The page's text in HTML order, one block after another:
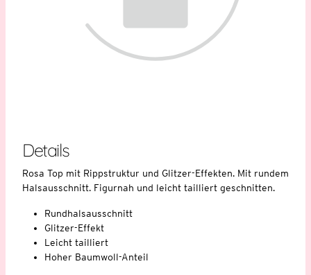
Details
Rosa Top mit Rippstruktur und Glitzer-Effekten. Mit rundem
Halsausschnitt. Figurnah und leicht tailliert geschnitten.
Rundhalsausschnitt
Glitzer-Effekt
Leicht tailliert
Hoher Baumwoll-Anteil